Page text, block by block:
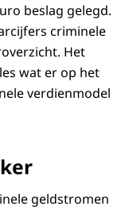
beslag gelegd.
criminele
Het
wat er op het
verdienmodel
geldstromen